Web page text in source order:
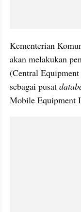
Kementerian
akan melakukan
(Central
sebagai pusat
Mobile Equipment